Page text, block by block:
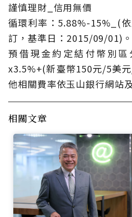
謹慎理財_信用無價
循環利率：5.88%-15%_(
訂，基準日：2015/09/01)
預借現金約定結付幣別
x3.5%+(新臺幣150元/5美
他相關費率依玉山銀行網站
相關文章